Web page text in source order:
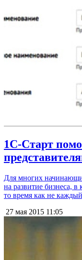
1С-Старт
Для многих
на развитие бизнеса, в
то время как не
27 мая 2015 11:05